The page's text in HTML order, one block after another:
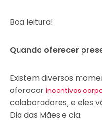
Boa leitura!
Quando oferecer
Existem diversos
oferecer incentivos
colaboradores, e eles
Dia das Mães e cia.